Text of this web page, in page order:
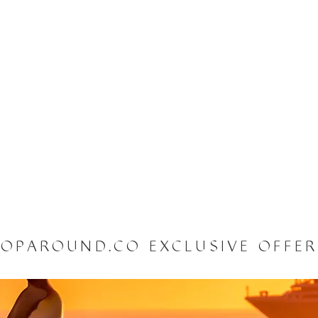
EXCLUSIVE